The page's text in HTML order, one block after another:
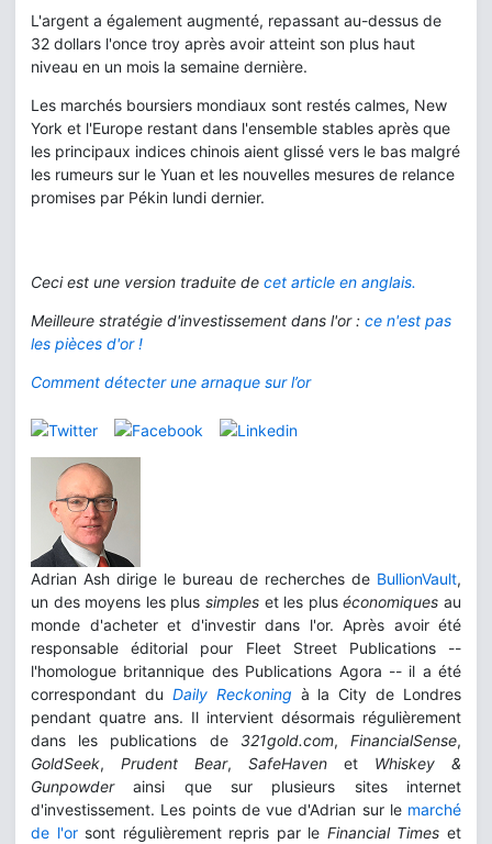
L'argent a également augmenté, repassant au-dessus de
32 dollars l'once troy après avoir atteint son plus haut
niveau en un mois la semaine dernière.
Les marchés boursiers mondiaux sont restés calmes, New
York et l'Europe restant dans l'ensemble stables après que
les principaux indices chinois aient glissé vers le bas malgré
les rumeurs sur le Yuan et les nouvelles mesures de relance
promises par Pékin lundi dernier.
Ceci est une version traduite de cet article en anglais.
Meilleure stratégie d'investissement dans l'or : ce n'est pas
les pièces d'or !
Comment détecter une arnaque sur l’or
Adrian Ash dirige le bureau de recherches de BullionVault,
un des moyens les plus simples et les pluséconomiquesau
monde d'acheter et d'investir dans l'or. Après avoir été
responsable éditorial pour Fleet Street Publications --
l'homologue britannique des Publications Agora -- il a été
correspondant du Daily Reckoning à la City de Londres
pendant quatre ans. Il intervient désormais régulièrement
dans les publications de 321gold.com,FinancialSense,
GoldSeek, Prudent Bear, SafeHaven et Whiskey &
Gunpowderainsi que sur plusieurs sites internet
d'investissement. Les points de vue d'Adrian sur le marché
de l'orsont régulièrement repris par le Financial Times et